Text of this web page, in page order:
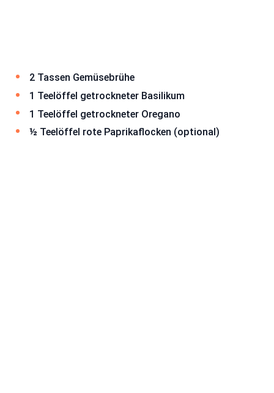
2 Tassen Gemüsebrühe
1 Teelöffel getrockneter Basilikum
1 Teelöffel getrockneter Oregano
½ Teelöffel rote Paprikaflocken (optional)